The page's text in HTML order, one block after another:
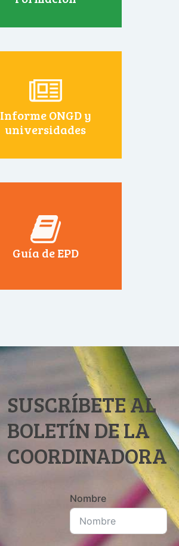
Informe ONGD y
universidades
Guía de EPD
SUSCRÍBETE AL
BOLETÍN DE LA
COORDINADORA
Nombre